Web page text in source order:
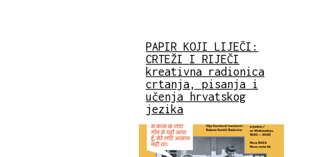
PAPIR KOJI LIJEČI:
CRTEŽI I RIJEČI
kreativna radionica
crtanja, pisanja i
učenja hrvatskog
jezika